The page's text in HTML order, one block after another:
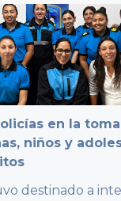
en la
niños y
destinado a